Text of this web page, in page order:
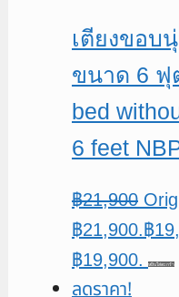
เตียงขอบ
ขนาด 6 ฟุ
bed
6 feet
฿21,900
฿21,900.฿
฿19,900.
หยิบใส่ตะกร้า
ลดราคา!